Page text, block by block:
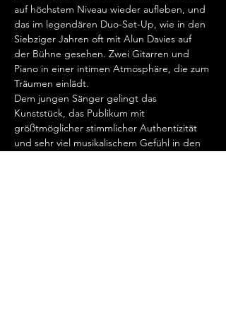
auf höchstem Niveau wieder aufleben, und
das im legendären Duo-Set-Up, wie in den
Siebziger Jahren oft mit Alun Davies auf
der Bühne gesehen. Zwei Gitarren und
Piano in einer intimen Atmosphäre, die zum
Träumen einlädt.
Dem jungen Sänger gelingt das
Kunststück, das Publikum mit
größtmöglicher stimmlicher Authentizität
und sehr viel musikalischem Gefühl in den